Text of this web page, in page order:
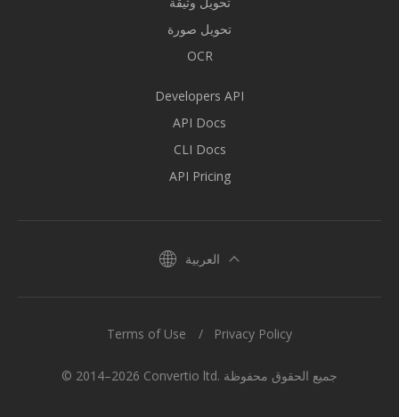
تحويل صورة
OCR
Developers API
API Docs
CLI Docs
API Pricing
العربية
© 2014–2026 Convertio ltd. جميع الحقوق محفوظة
Terms of Use Privacy Policy